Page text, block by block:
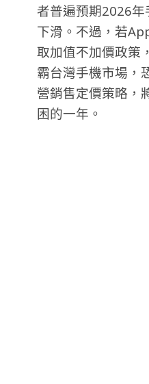
者普遍預期2026
下滑。不過，若
取加值不加價政策
霸台灣手機市場，
營銷售定價策略，
困的一年。